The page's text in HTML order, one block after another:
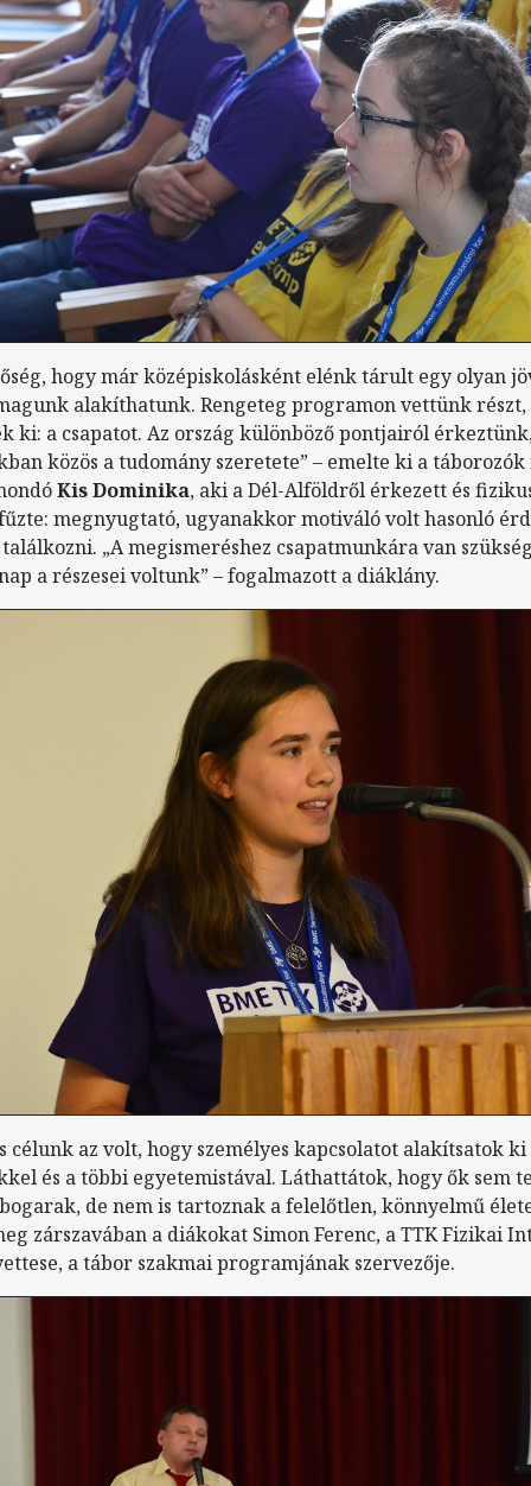
hogy már középiskolásként elénk tárult egy olyan
alakíthatunk. Rengeteg programon vettünk
ki: a csapatot. Az ország különböző pontjairól
közös a tudomány szeretete” – emelte ki a táborozók
Kis Dominika, aki a Dél-Alföldről érkezett és
megnyugtató, ugyanakkor motiváló volt hasonló
„A megismeréshez csapatmunkára van
a részesei voltunk” – fogalmazott a diáklány.
célunk az volt, hogy személyes kapcsolatot alakítsatok ki
és a többi egyetemistával. Láthattátok, hogy ők sem
de nem is tartoznak a felelőtlen, könnyelmű
zárszavában a diákokat Simon Ferenc, a TTK Fizikai
a tábor szakmai programjának szervezője.